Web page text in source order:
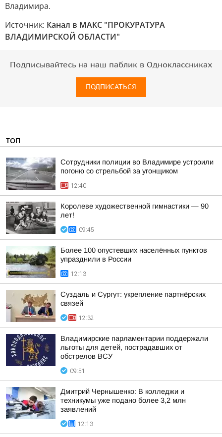
Владимира.
Источник: Канал в МАКС "ПРОКУРАТУРА
ВЛАДИМИРСКОЙ ОБЛАСТИ"
Подписывайтесь на наш паблик в Одноклассниках
ПОДПИСАТЬСЯ
ТОП
Сотрудники полиции во Владимире устроили
погоню со стрельбой за угонщиком
12:40
Королеве художественной гимнастики — 90
лет!
09:45
Более 100 опустевших населённых пунктов
упразднили в России
12:13
Суздаль и Сургут: укрепление партнёрских
связей
12:32
Владимирские парламентарии поддержали
льготы для детей, пострадавших от
обстрелов ВСУ
09:51
Дмитрий Чернышенко: В колледжи и
техникумы уже подано более 3,2 млн
заявлений
12:13